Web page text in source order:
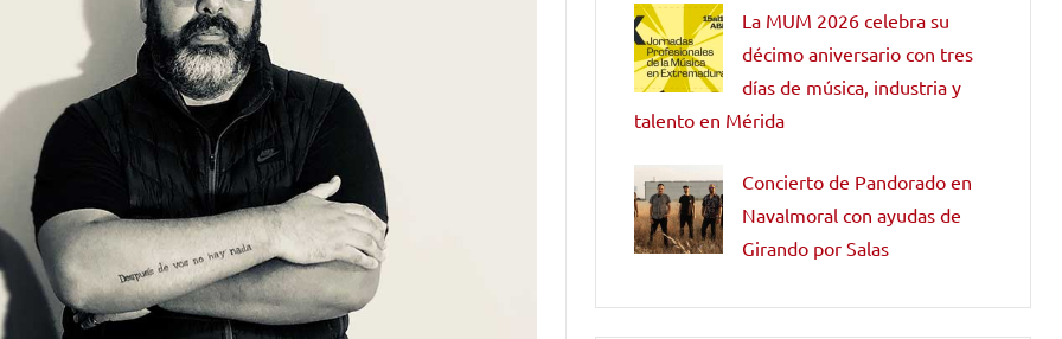
La MUM 2026 celebra su
décimo aniversario con tres
días de música, industria y
talento en Mérida
Concierto de Pandorado en
Navalmoral con ayudas de
Girando por Salas